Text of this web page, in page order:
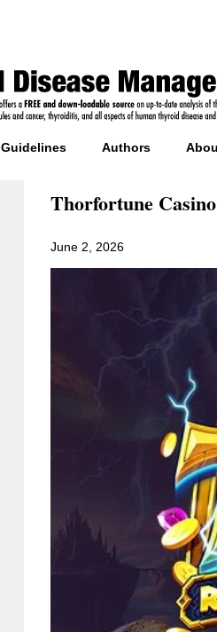
Guidelines Authors
Thorfortune
June 2, 2026